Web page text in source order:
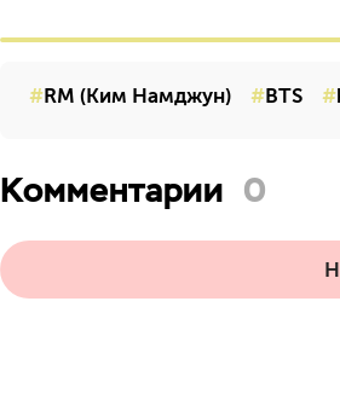
RM (Ким Намджун) BTS
Комментарии 0